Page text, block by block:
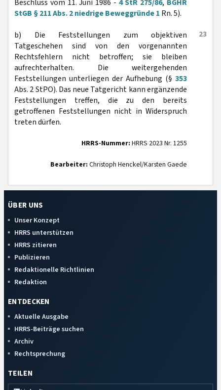
Beschluss vom 11. Juni 1986 - 4 StR 275/86, BGHR
StGB § 211 Abs. 2 niedrige Beweggründe 1 Rn. 5).
23
b) Die Feststellungen zum objektiven
Tatgeschehen sind von den vorgenannten
Rechtsfehlern nicht betroffen; sie bleiben
aufrechterhalten. Die weitergehenden
Feststellungen unterliegen der Aufhebung (§ 353
Abs. 2 StPO). Das neue Tatgericht kann ergänzende
Feststellungen treffen, die zu den bereits
getroffenen Feststellungen nicht in Widerspruch
treten dürfen.
HRRS-Nummer: HRRS 2023 Nr. 1255
Bearbeiter: Christoph Henckel/Karsten Gaede
ÜBER UNS
Unser Konzept
HRRS unterstützen
HRRS zitieren
Publizieren
Redaktionelle Richtlinien
Redaktion
ENTDECKEN
Aktuelle Ausgabe
HRRS-Beiträge suchen
Archiv
Rechtsprechung
TEILEN